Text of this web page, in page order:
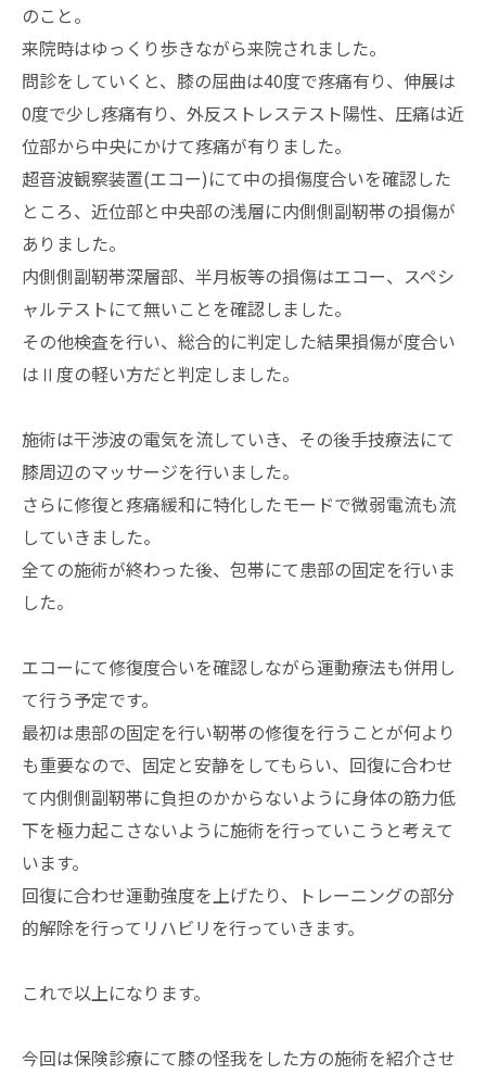
のこと。
来院時はゆっくり歩きながら来院されました。
問診をしていくと、膝の屈曲は40度で疼痛有り、伸展は
0度で少し疼痛有り、外反ストレステスト陽性、圧痛は近
位部から中央にかけて疼痛が有りました。
超音波観察装置(エコー)にて中の損傷度合いを確認した
ところ、近位部と中央部の浅層に内側側副靭帯の損傷が
ありました。
内側側副靭帯深層部、半月板等の損傷はエコー、スペシ
ャルテストにて無いことを確認しました。
その他検査を行い、総合的に判定した結果損傷が度合い
はⅡ度の軽い方だと判定しました。
施術は干渉波の電気を流していき、その後手技療法にて
膝周辺のマッサージを行いました。
さらに修復と疼痛緩和に特化したモードで微弱電流も流
していきました。
全ての施術が終わった後、包帯にて患部の固定を行いま
した。
エコーにて修復度合いを確認しながら運動療法も併用し
て行う予定です。
最初は患部の固定を行い靭帯の修復を行うことが何より
も重要なので、固定と安静をしてもらい、回復に合わせ
て内側側副靭帯に負担のかからないように身体の筋力低
下を極力起こさないように施術を行っていこうと考えて
います。
回復に合わせ運動強度を上げたり、トレーニングの部分
的解除を行ってリハビリを行っていきます。
これで以上になります。
今回は保険診療にて膝の怪我をした方の施術を紹介させ